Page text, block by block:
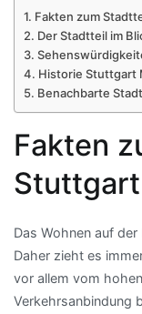
Fakten zum
Der Stadtteil im
Historie Stuttgart
Benachbarte
Fakten
Das Wohnen auf
Daher zieht es
vor allem vom
Verkehrsanbindung